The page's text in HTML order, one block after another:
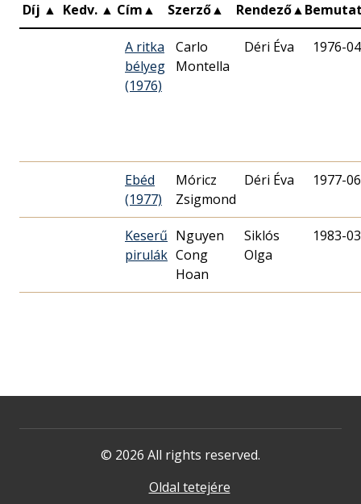
Díj ▲ Kedv. ▲ Cím▲ Szerző▲ Rendező▲
A ritka
bélyeg
(1976)
Carlo
Montella
Déri Éva 1976-
Ebéd
(1977)
Móricz
Zsigmond
Déri Éva 1977-
Keserű
pirulák
Nguyen
Cong
Hoan
Siklós
Olga
1983-
© 2026 All rights reserved.
Oldal tetejére